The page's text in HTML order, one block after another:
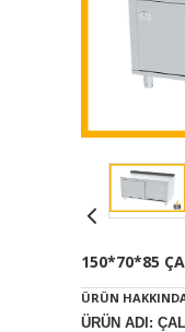
150*70*85
ÜRÜN
ÜRÜN ADI: